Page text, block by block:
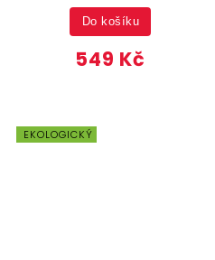
549 Kč
Do košíku
EKOLOGICKÝ